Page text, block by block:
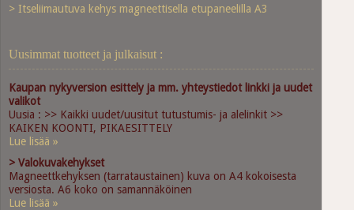
> Itseliimautuva kehys magneettisella etupaneelilla A3
Uusimmat tuotteet ja julkaisut :
Kaupan nykyversion esittely ja mm. yhteystiedot linkki ja uudet
valikot
Uusia : >> Kaikki uudet/uusitut tutustumis- ja alelinkit >>
KAIKEN KOONTI, PIKAESITTELY
Lue lisää »
> Valokuvakehykset
Magneettkehyksen (tarrataustainen) kuva on A4 kokoisesta
versiosta. A6 koko on samannäköinen
Lue lisää »